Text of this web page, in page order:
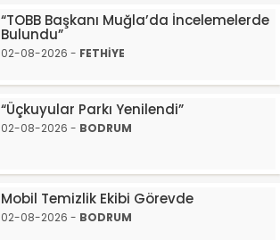
“TOBB Başkanı Muğla’da İncelemelerde
Bulundu”
02-08-2026 - FETHİYE
“Üçkuyular Parkı Yenilendi”
02-08-2026 - BODRUM
Mobil Temizlik Ekibi Görevde
02-08-2026 - BODRUM